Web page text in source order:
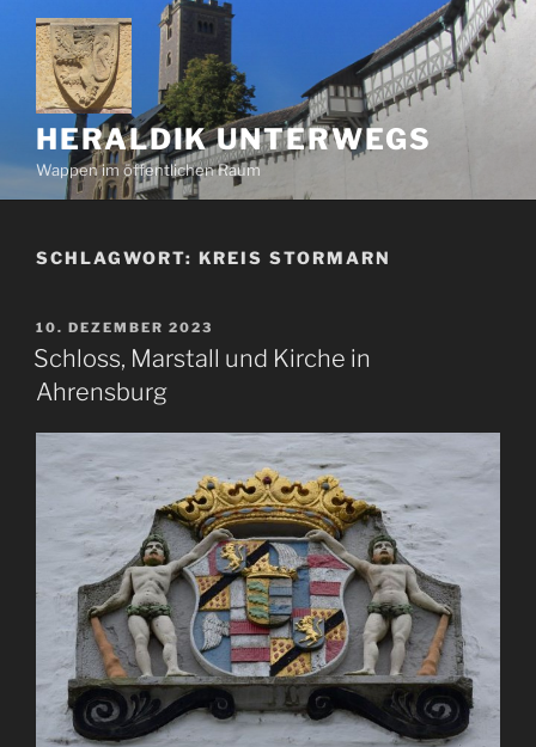
Zum
Inhalt
springen
HERALDIK UNTERWEGS
Wappen im öffentlichen Raum
SCHLAGWORT: KREIS STORMARN
VERÖFFENTLICHT
AM
10. DEZEMBER 2023
Schloss, Marstall und Kirche in
Ahrensburg